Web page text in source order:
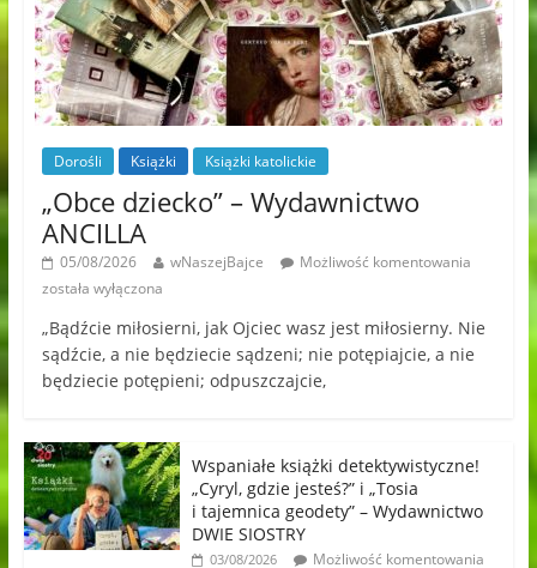
Dorośli Książki Książki katolickie
„Obce dziecko” – Wydawnictwo
ANCILLA
05/08/2026 wNaszejBajce
Możliwość komentowania
została wyłączona
„Bądźcie miłosierni, jak Ojciec wasz jest miłosierny. Nie
sądźcie, a nie będziecie sądzeni; nie potępiajcie, a nie
będziecie potępieni; odpuszczajcie,
Wspaniałe książki detektywistyczne!
„Cyryl, gdzie jesteś?” i „Tosia
i tajemnica geodety” – Wydawnictwo
DWIE SIOSTRY
03/08/2026
Możliwość komentowania